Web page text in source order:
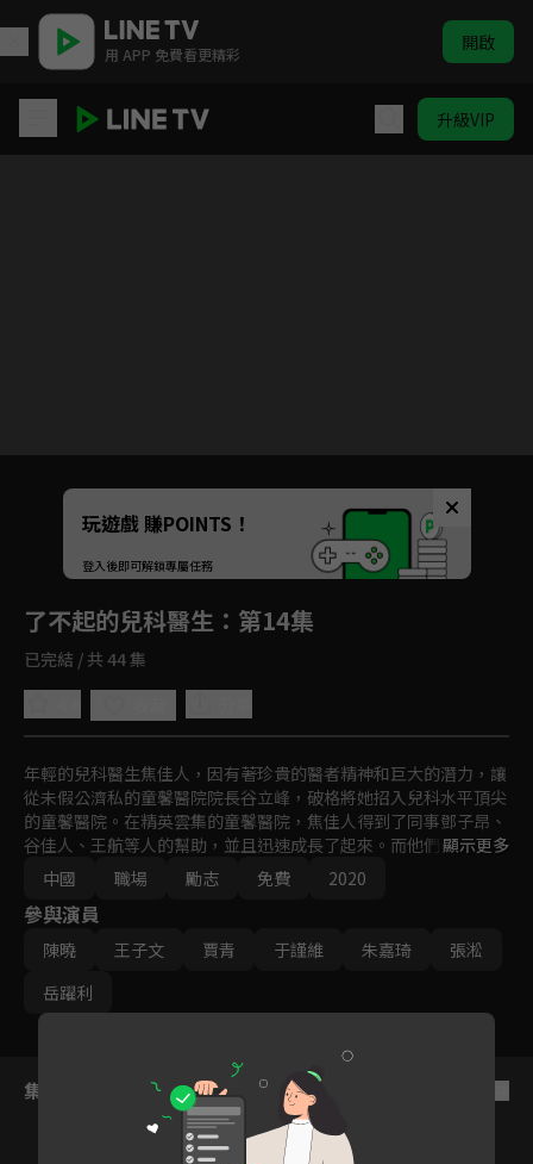
用 APP 免費看更精彩 開啟
升級VIP
Unmute
如有不便請見諒
玩遊戲 賺POINTS！
登入後即可解鎖專屬任務
了不起的兒科醫生 ：第14集
已完結 / 共 44 集
年輕的兒科醫生焦佳人，因有著珍貴的醫者精神和巨大的潛力，讓
從未假公濟私的童馨醫院院長谷立峰，破格將她招入兒科水平頂尖
的童馨醫院。在精英雲集的童馨醫院，焦佳人得到了同事鄧子昂、
谷佳人、王航等人的幫助，並且迅速成長了起來。而他們也一起經
歷了重重的考驗，不僅要在第一線與病魔鬥爭，還要面對生活中的
種種困境。
顯示更多
中國
職場 勵志 免費 2020
參與演員
陳曉 王子文 賈青 于謹維 朱嘉琦
張淞
岳躍利
集數列表